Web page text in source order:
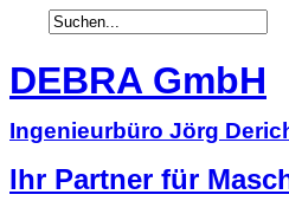
DEBRA GmbH
Ingenieurbüro Jörg
Ihr Partner für